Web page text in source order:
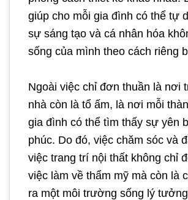
giúp cho mỗi gia đình có thể tự
sự sáng tạo và cá nhân hóa
sống của mình theo cách riêng
Ngoài việc chỉ đơn thuần là nơi
nhà còn là tổ ấm, là nơi mỗi
gia đình có thể tìm thấy sự yên
phúc. Do đó, việc chăm sóc và
việc trang trí nội thất không chỉ
việc làm về thẩm mỹ mà còn là
ra một môi trường sống lý